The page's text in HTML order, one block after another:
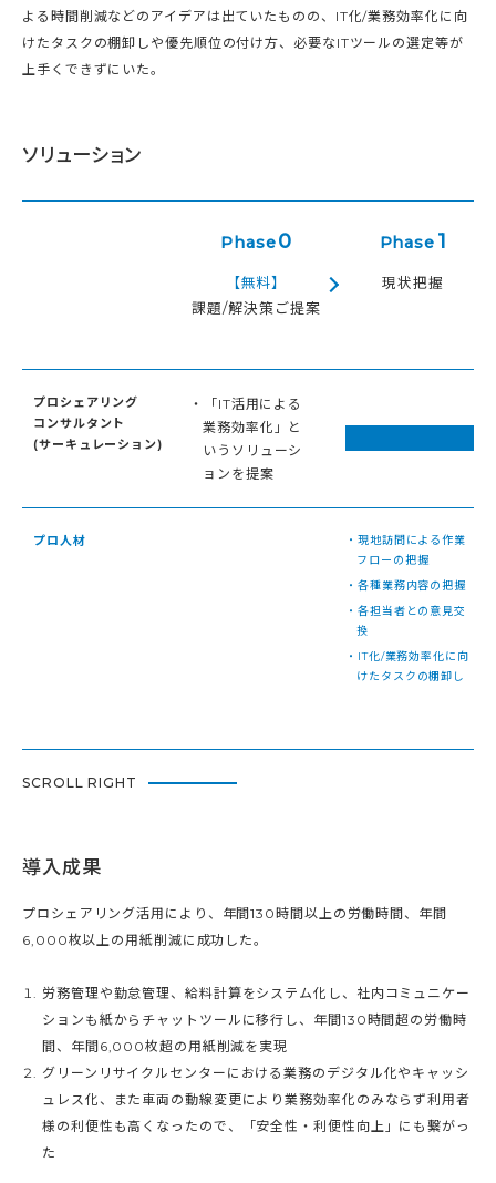
よる時間削減などのアイデアは出ていたものの、IT化/業務効率化に向
けたタスクの棚卸しや優先順位の付け方、必要なITツールの選定等が
上手くできずにいた。
ソリューション
Phase0
【無料】
課題/解決策ご提案
Phase 1
現状把握
プロシェアリング
コンサルタント
(サーキュレーション)
・「IT活用による
業務効率化」と
いうソリューシ
ョンを提案
プロ人材
・現地訪問による作業
フローの把握
・各種業務内容の把握
・各担当者との意見交
換
・IT化/業務効率化に向
けたタスクの棚卸し
SCROLL RIGHT
導入成果
プロシェアリング活用により、年間130時間以上の労働時間、年間
6,000枚以上の用紙削減に成功した。
労務管理や勤怠管理、給料計算をシステム化し、社内コミュニケー
ションも紙からチャットツールに移行し、年間130時間超の労働時
間、年間6,000枚超の用紙削減を実現
グリーンリサイクルセンターにおける業務のデジタル化やキャッシ
ュレス化、また車両の動線変更により業務効率化のみならず利用者
様の利便性も高くなったので、「安全性・利便性向上」にも繋がっ
た